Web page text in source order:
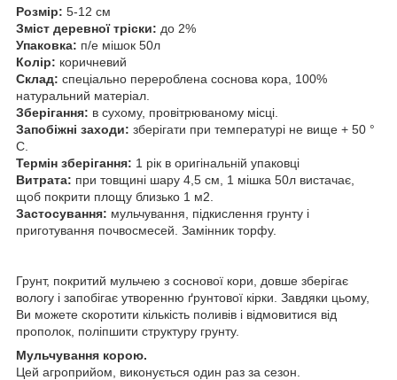
Розмір: 5-12 см
Зміст деревної тріски: до 2%
Упаковка: п/е мішок 50л
Колір: коричневий
Склад: спеціально перероблена соснова кора, 100%
натуральний матеріал.
Зберігання: в сухому, провітрюваному місці.
Запобіжні заходи: зберігати при температурі не вище + 50 °
С.
Термін зберігання: 1 рік в оригінальній упаковці
Витрата: при товщині шару 4,5 см, 1 мішка 50л вистачає,
щоб покрити площу близько 1 м2.
Застосування: мульчування, підкислення грунту і
приготування почвосмесей. Замінник торфу.
Грунт, покритий мульчею з соснової кори, довше зберігає
вологу і запобігає утворенню ґрунтової кірки. Завдяки цьому,
Ви можете скоротити кількість поливів і відмовитися від
прополок, поліпшити структуру грунту.
Мульчування корою.
Цей агроприйом, виконується один раз за сезон.